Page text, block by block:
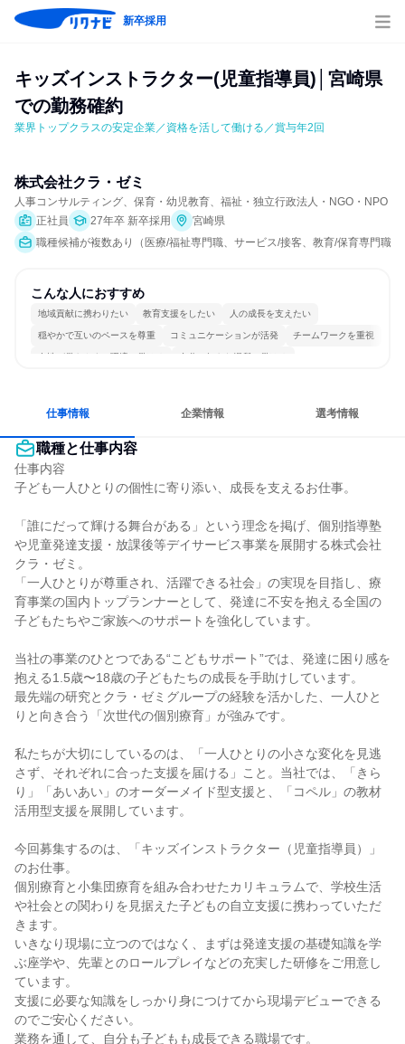
新卒採用
キッズインストラクター(児童指導員)│宮崎県
での勤務確約
業界トップクラスの安定企業／資格を活して働ける／賞与年2回
株式会社クラ・ゼミ
人事コンサルティング、保育・幼児教育、福祉・独立行政法人・NGO・NPO
正社員
27年卒 新卒採用
宮崎県
職種候補が複数あり（医療/福祉専門職、サービス/接客、教育/保育専門職）
こんな人におすすめ
地域貢献に携わりたい 教育支援をしたい 人の成長を支えたい
穏やかで互いのペースを尊重 コミュニケーションが活発 チームワークを重視
女性が働きやすい環境で働ける 自分の好きな場所で働ける
仕事情報 企業情報 選考情報
職種と仕事内容
仕事内容
子ども一人ひとりの個性に寄り添い、成長を支えるお仕事。
「誰にだって輝ける舞台がある」という理念を掲げ、個別指導塾
や児童発達支援・放課後等デイサービス事業を展開する株式会社
クラ・ゼミ。
「一人ひとりが尊重され、活躍できる社会」の実現を目指し、療
育事業の国内トップランナーとして、発達に不安を抱える全国の
子どもたちやご家族へのサポートを強化しています。
当社の事業のひとつである“こどもサポート”では、発達に困り感を
抱える1.5歳〜18歳の子どもたちの成長を手助けしています。
最先端の研究とクラ・ゼミグループの経験を活かした、一人ひと
りと向き合う「次世代の個別療育」が強みです。
私たちが大切にしているのは、「一人ひとりの小さな変化を見逃
さず、それぞれに合った支援を届ける」こと。当社では、「きら
り」「あいあい」のオーダーメイド型支援と、「コペル」の教材
活用型支援を展開しています。
今回募集するのは、「キッズインストラクター（児童指導員）」
のお仕事。
個別療育と小集団療育を組み合わせたカリキュラムで、学校生活
や社会との関わりを見据えた子どもの自立支援に携わっていただ
きます。
いきなり現場に立つのではなく、まずは発達支援の基礎知識を学
ぶ座学や、先輩とのロールプレイなどの充実した研修をご用意し
ています。
支援に必要な知識をしっかり身につけてから現場デビューできる
のでご安心ください。
業務を通して、自分も子どもも成長できる職場です。